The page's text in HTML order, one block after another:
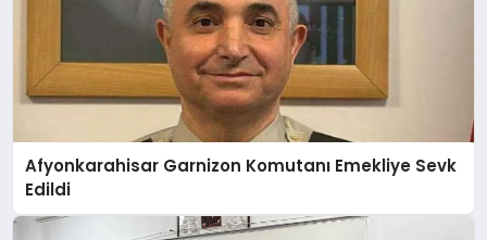
Afyonkarahisar Garnizon Komutanı Emekliye Sevk
Edildi